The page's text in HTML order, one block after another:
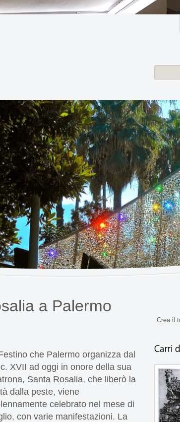
a Palermo
che Palermo organizza dal
XVII ad oggi in onore della sua
Santa Rosalia, che liberò la
dalla peste, viene
celebrato nel mese di
con varie manifestazioni. La
Crea il